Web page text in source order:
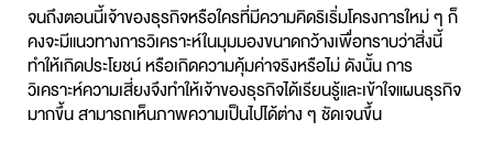
จนถึงตอนนี้เจ้าของธุรกิจหรือใครที่มีความคิดริเริ่มโครงการใหม่ ๆ ก็
คงจะมีแนวทางการวิเคราะห์ในมุมมองขนาดกว้างเพื่อทราบว่าสิ่งนี้
ทำให้เกิดประโยชน์ หรือเกิดความคุ้มค่าจริงหรือไม่ ดังนั้น การ
วิเคราะห์ความเสี่ยงจึงทำให้เจ้าของธุรกิจได้เรียนรู้และเข้าใจแผนธุรกิจ
มากขึ้น สามารถเห็นภาพความเป็นไปได้ต่าง ๆ ชัดเจนขึ้น